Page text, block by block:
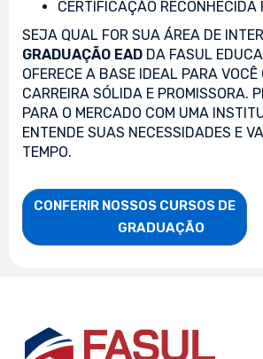
CERTIFICAÇÃO RECONHECIDA
SEJA QUAL FOR SUA ÁREA DE
GRADUAÇÃO EAD DA FASUL
OFERECE A BASE IDEAL PARA
CARREIRA SÓLIDA E PROMISSORA.
PARA O MERCADO COM UMA
ENTENDE SUAS NECESSIDADES E
TEMPO.
CONFERIR NOSSOS CURSOS DE
                    GRADUAÇÃO